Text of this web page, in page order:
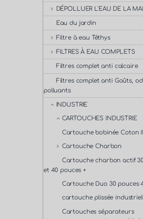
DÉPOLLUER L'EAU DE LA
Eau du jardin
Filtre à eau Téthys
FILTRES À EAU COMPLETS
Filtres complet anti calcaire
Filtres complet anti Goûts,
polluants
INDUSTRIE
CARTOUCHES INDUSTRIE
Cartouche bobinée Coton
Cartouche Charbon
Cartouche charbon actif
et 40 pouces +
Cartouche Duo 30 pouces
cartouche plissée
Cartouches séparateurs